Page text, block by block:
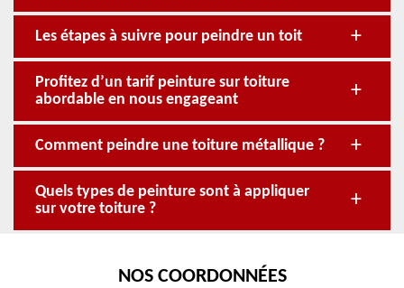
Les étapes à suivre pour peindre un toit
Profitez d’un tarif peinture sur toiture
abordable en nous engageant
Comment peindre une toiture métallique ?
Quels types de peinture sont à appliquer
sur votre toiture ?
NOS COORDONNÉES